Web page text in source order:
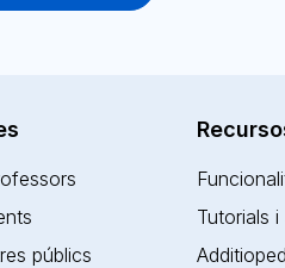
públics
Tutorials i